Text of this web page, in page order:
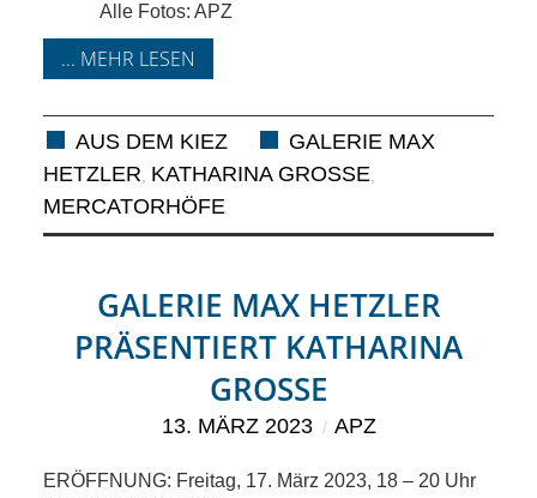
MEINUNG
KIEZ
GEWERBE
UND
GASTRONOMIE
HERANWACHSENDE,
Alle Fotos: APZ
... MEHR LESEN
AUS DEM KIEZ
GALERIE MAX
HETZLER, KATHARINA GROSSE,
MERCATORHÖFE
GALERIE MAX HETZLER
PRÄSENTIERT KATHARINA
GROSSE
13. MÄRZ 2023 APZ
ERÖFFNUNG: Freitag, 17. März 2023, 18 – 20 Uhr